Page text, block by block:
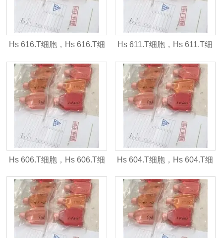
Hs 616.T细胞，Hs 616.T细
胞株
Hs 611.T细胞，Hs 611.T细
胞株
Hs 606.T细胞，Hs 606.T细
胞株
Hs 604.T细胞，Hs 604.T细
胞株